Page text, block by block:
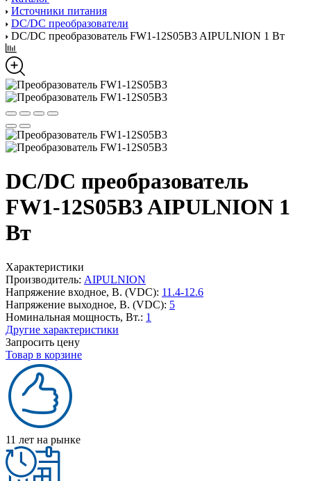
Источники питания
DC/DC преобразователи
DC/DC преобразователь FW1-12S05B3 AIPULNION 1 Вт
DC/DC преобразователь
FW1-12S05B3 AIPULNION 1
Вт
Характеристики
Производитель: AIPULNION
Напряжение входное, В. (VDC): 11.4-12.6
Напряжение выходное, В. (VDC): 5
Номинальная мощность, Вт.: 1
Другие характеристики
Запросить цену
Товар в корзине
11 лет на рынке